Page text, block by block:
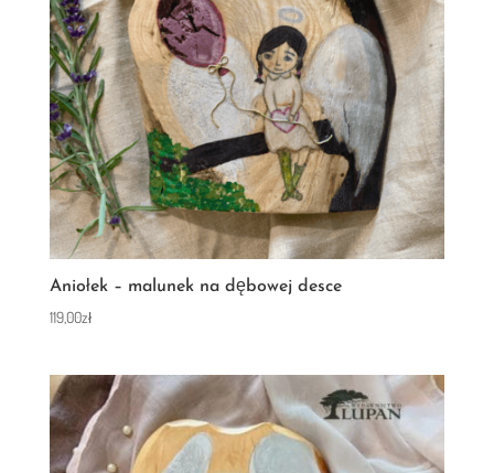
Aniołek – malunek na dębowej desce
119,00zł